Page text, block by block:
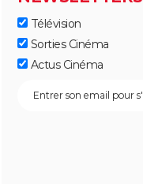
Télévision
Sorties Cinéma
Actus Cinéma